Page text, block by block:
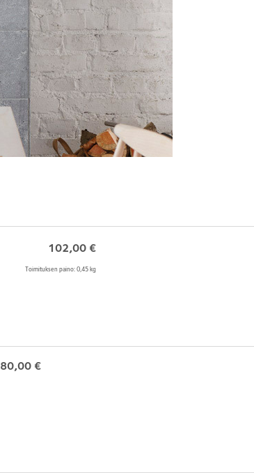
102,00 €
Toimituksen paino: 0,45 kg
80,00 €